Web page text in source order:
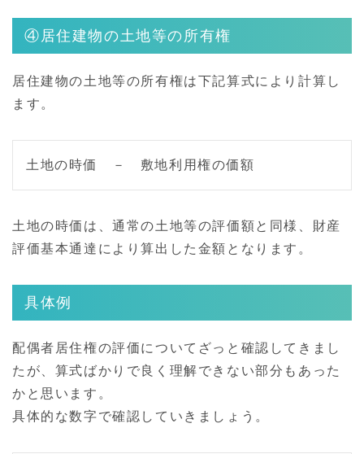
④居住建物の土地等の所有権
居住建物の土地等の所有権は下記算式により計算し
ます。
土地の時価 － 敷地利用権の価額
土地の時価は、通常の土地等の評価額と同様、財産
評価基本通達により算出した金額となります。
具体例
配偶者居住権の評価についてざっと確認してきまし
たが、算式ばかりで良く理解できない部分もあった
かと思います。
具体的な数字で確認していきましょう。